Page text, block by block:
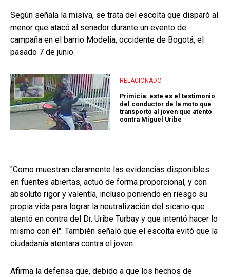
Según señala la misiva, se trata del escolta que disparó al
menor que atacó al senador durante un evento de
campaña en el barrio Modelia, occidente de Bogotá, el
pasado 7 de junio.
RELACIONADO
Primicia: este es el testimonio
del conductor de la moto que
transportó al joven que atentó
contra Miguel Uribe
"Como muestran claramente las evidencias disponibles
en fuentes abiertas, actuó de forma proporcional, y con
absoluto rigor y valentía, incluso poniendo en riesgo su
propia vida para lograr la neutralización del sicario que
atentó en contra del Dr. Uribe Turbay y que intentó hacer lo
mismo con él". También señaló que el escolta evitó que la
ciudadanía atentara contra el joven.
Afirma la defensa que, debido a que los hechos de